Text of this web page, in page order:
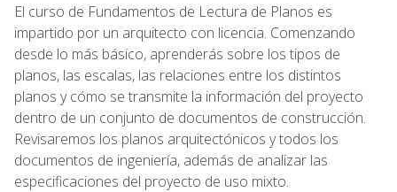
El curso de Fundamentos de Lectura de Planos es
impartido por un arquitecto con licencia. Comenzando
desde lo más básico, aprenderás sobre los tipos de
planos, las escalas, las relaciones entre los distintos
planos y cómo se transmite la información del proyecto
dentro de un conjunto de documentos de construcción.
Revisaremos los planos arquitectónicos y todos los
documentos de ingeniería, además de analizar las
especificaciones del proyecto de uso mixto.